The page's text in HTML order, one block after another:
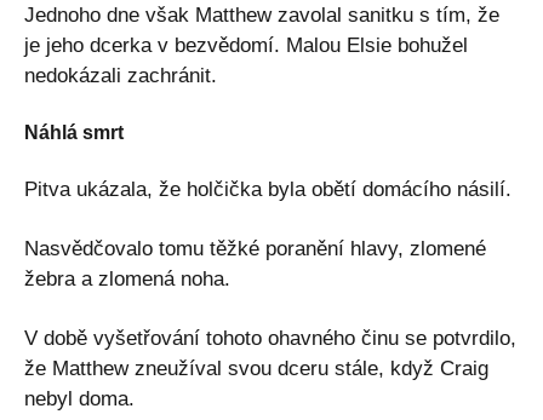
Jednoho dne však Matthew zavolal sanitku s tím, že
je jeho dcerka v bezvědomí. Malou Elsie bohužel
nedokázali zachránit.
Náhlá smrt
Pitva ukázala, že holčička byla obětí domácího násilí.
Nasvědčovalo tomu těžké poranění hlavy, zlomené
žebra a zlomená noha.
V době vyšetřování tohoto ohavného činu se potvrdilo,
že Matthew zneužíval svou dceru stále, když Craig
nebyl doma.